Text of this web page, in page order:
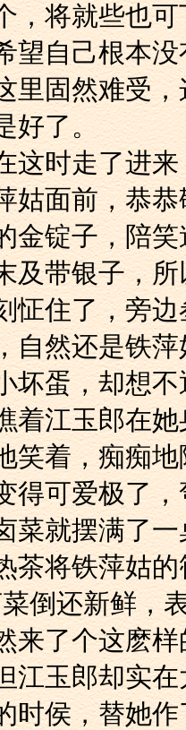
，将就些也可
只希望自己根
里固然难受
好了。
就在这时走了
铁萍姑面前，
金锭子，陪
及带银子，
立刻怔住了，
的，自然还是
坏蛋，却想
眼瞧着江玉郎
笑着，痴痴
却变得可爱极
菜就摆满了
用热茶将铁萍
倒还新鲜，
突然来了个这
江玉郎却实
时侯，替她